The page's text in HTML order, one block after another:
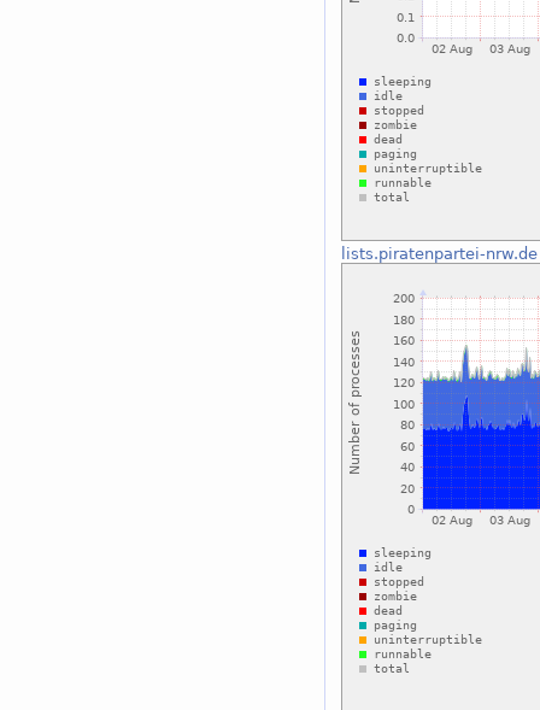
lists.piratenpartei-nrw.de